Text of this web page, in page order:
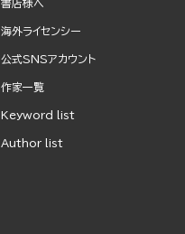
書店様へ
海外ライセンシー
公式SNSアカウント
作家一覧
Keyword list
Author list